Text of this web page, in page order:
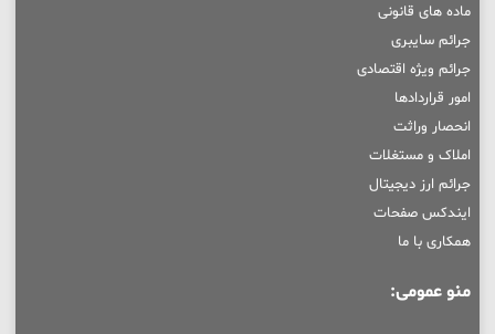
ماده های قانونی
جرائم سایبری
جرائم ویژه اقتصادی
امور قراردادها
انحصار وراثت
املاک و مستغلات
جرائم ارز دیجیتال
ایندکس صفحات
همکاری با ما
منو عمومی: